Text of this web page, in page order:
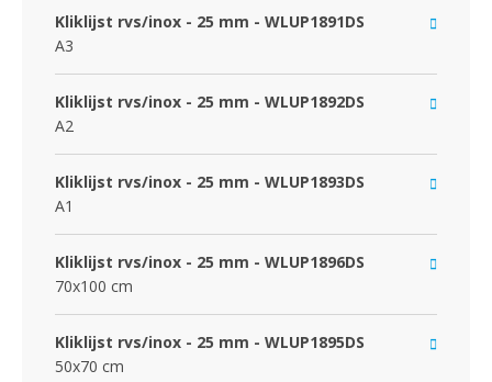
Kliklijst rvs/inox - 25 mm - WLUP1891DS
A3
Kliklijst rvs/inox - 25 mm - WLUP1892DS
A2
Kliklijst rvs/inox - 25 mm - WLUP1893DS
A1
Kliklijst rvs/inox - 25 mm - WLUP1896DS
70x100 cm
Kliklijst rvs/inox - 25 mm - WLUP1895DS
50x70 cm